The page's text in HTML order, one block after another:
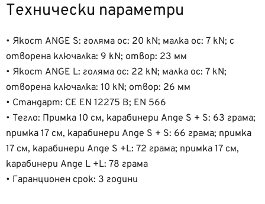
Технически параметри
• Якост ANGE S: голяма ос: 20 kN; малка ос: 7 kN; с
отворена ключалка: 9 kN; отвор: 23 мм
• Якост ANGE L: голяма ос: 22 kN; малка ос: 7 kN;
отворена ключалка: 10 kN; отвор: 26 мм
• Стандарт: CE EN 12275 B; EN 566
• Тегло: Примка 10 см, карабинери Аnge S + S: 63 грама;
примка 17 см, карабинери Аnge S + S: 66 грама; примка
17 см, карабинери Аnge S +L: 72 грама; примка 17 см,
карабинери Аnge L +L: 78 грама
• Гаранционен срок: 3 години